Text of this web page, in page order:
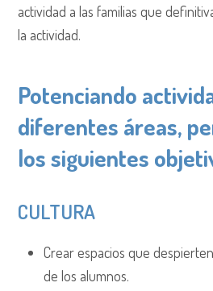
actividad a las familias que
la actividad.
Potenciando
diferentes áreas,
los siguientes
CULTURA
Crear espacios que
de los alumnos.